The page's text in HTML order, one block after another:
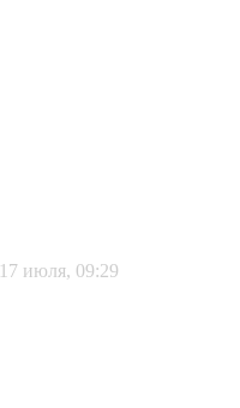
17 июля, 09:29